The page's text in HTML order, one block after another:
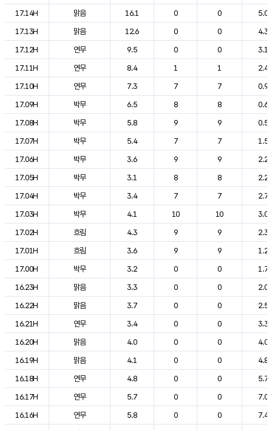
17.14H
맑음 16.1 0 0
5.0
17.13H
맑음 12.6 0 0
4.3
17.12H
연무 9.5 0 0
3.1
17.11H
연무 8.4 1 1
2.4
17.10H
연무 7.3 7 7
0.9
17.09H
박무 6.5 8 8
0.6
17.08H
박무 5.8 9 9
0.5
17.07H
박무 5.4 7 7
1.5
17.06H
박무 3.6 9 9
2.2
17.05H
박무 3.1 8 8
2.2
17.04H
박무 3.4 7 7
2.7
17.03H
박무 4.1 10 10
3.0
17.02H
흐림 4.3 9 9
2.3
17.01H
흐림 3.6 9 9
1.2
17.00H
박무 3.2 0 0
1.7
16.23H
맑음 3.3 0 0
2.0
16.22H
맑음 3.7 0 0
2.5
16.21H
연무 3.4 0 0
3.3
16.20H
맑음 4.0 0 0
4.0
16.19H
맑음 4.1 0 0
4.8
16.18H
연무 4.8 0 0
5.7
16.17H
연무 5.7 0 0
7.0
16.16H
연무 5.8 0 0
7.4